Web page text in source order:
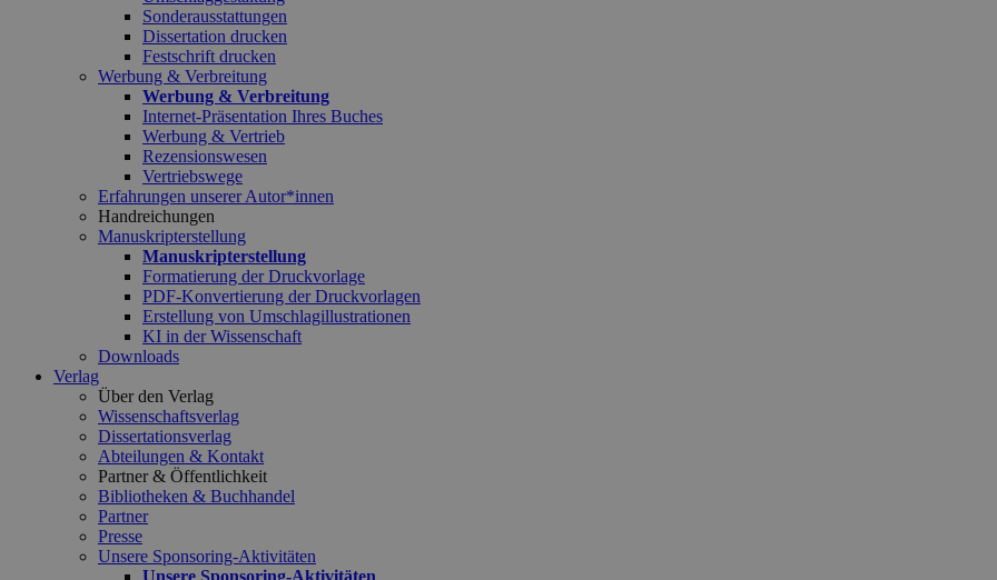
Sonderausstattungen
Dissertation drucken
Festschrift drucken
Werbung & Verbreitung
Werbung & Verbreitung
Internet-Präsentation Ihres Buches
Werbung & Vertrieb
Rezensionswesen
Vertriebswege
Erfahrungen unserer Autor*innen
Handreichungen
Manuskripterstellung
Manuskripterstellung
Formatierung der Druckvorlage
PDF-Konvertierung der Druckvorlagen
Erstellung von Umschlagillustrationen
KI in der Wissenschaft
Downloads
Verlag
Über den Verlag
Wissenschaftsverlag
Dissertationsverlag
Abteilungen & Kontakt
Partner & Öffentlichkeit
Bibliotheken & Buchhandel
Partner
Presse
Unsere Sponsoring-Aktivitäten
Unsere Sponsoring-Aktivitäten